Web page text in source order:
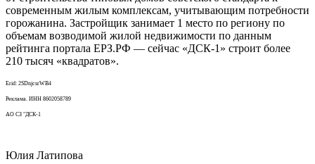
современным жилым комплексам, учитывающим потребности
горожанина. Застройщик занимает 1 место по региону по
объемам возводимой жилой недвижимости по данным
рейтинга портала ЕРЗ.РФ — сейчас «ДСК-1» строит более
210 тысяч «квадратов».
Erid: 2SDnjcsrWB4
Реклама. ИНН 8602058789
АО СЗ "ДСК-1
Юлия Латипова